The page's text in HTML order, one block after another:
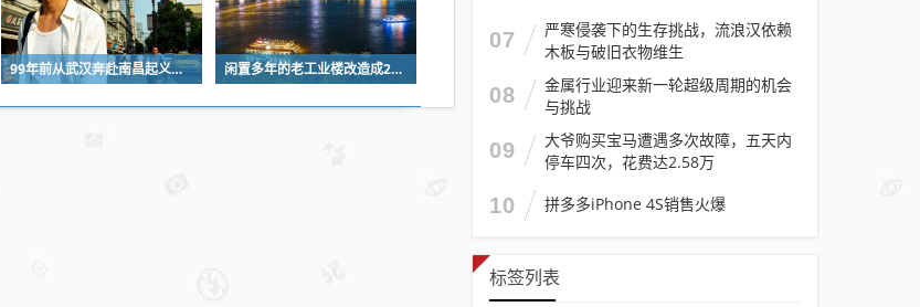
99年前从武汉奔赴南昌起义前线，烈士蒋作舟魂归故里 闲置多年的老工业楼改造成200多套年轻人欢迎的公寓房
07
严寒侵袭下的生存挑战，流浪汉依赖
木板与破旧衣物维生
08
金属行业迎来新一轮超级周期的机会
与挑战
09
大爷购买宝马遭遇多次故障，五天内
停车四次，花费达2.58万
10 拼多多iPhone 4S销售火爆
标签列表